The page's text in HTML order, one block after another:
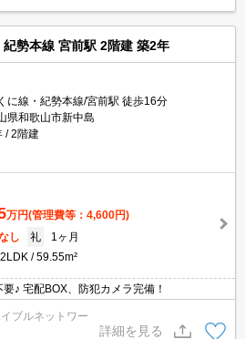
紀勢本線 宮前駅 2階建 築2年
に線・紀勢本線/宮前駅 徒歩16分
県和歌山市新中島
2階建
万円(管理費等：4,600円)
し 礼
1ヶ月
2LDK 59.55m²
♪ 宅配BOX、防犯カメラ完備！
ブルネットワー
詳細を見る